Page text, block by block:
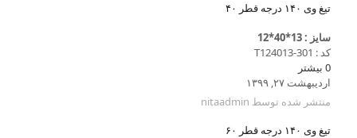
تیغ وی ۱۴۰ درجه قطر ۴۰
سایز : 13*40*12
کد : T124013-301
0 بیشتر
اردیبهشت ۲۷, ۱۳۹۹
منتشر شده توسط nitaadmin
تیغ وی ۱۴۰ درجه قطر ۶۰